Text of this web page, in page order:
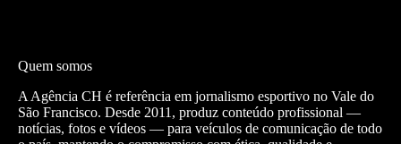
Quem somos
A Agência CH é referência em jornalismo esportivo no Vale do
São Francisco. Desde 2011, produz conteúdo profissional —
notícias, fotos e vídeos — para veículos de comunicação de todo